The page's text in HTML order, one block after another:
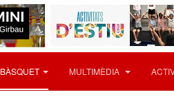
BÀSQUET MULTIMÈDIA